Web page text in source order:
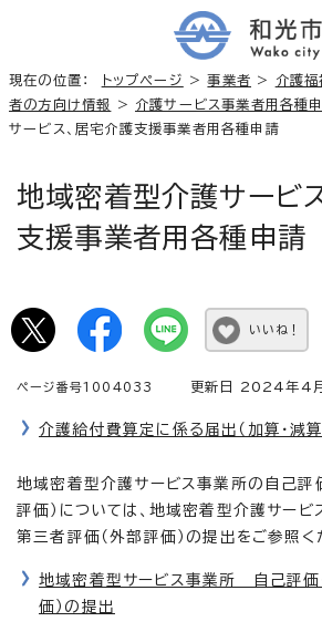
現在の位置： トップページ >事業者 > 介護
者の方向け情報
> 介護サービス事業者用各種
サービス、居宅介護支援事業者用各種申請
地域密着型介護サービ
支援事業者用各種申請
いいね！
ページ番号1004033 更新日 2024年4
介護給付費算定に係る届出（加算・減算
地域密着型介護サービス事業所の自己評
評価）については、地域密着型介護サー
第三者評価（外部評価）の提出をご参照く
地域密着型サービス事業所 自己評価
価）の提出